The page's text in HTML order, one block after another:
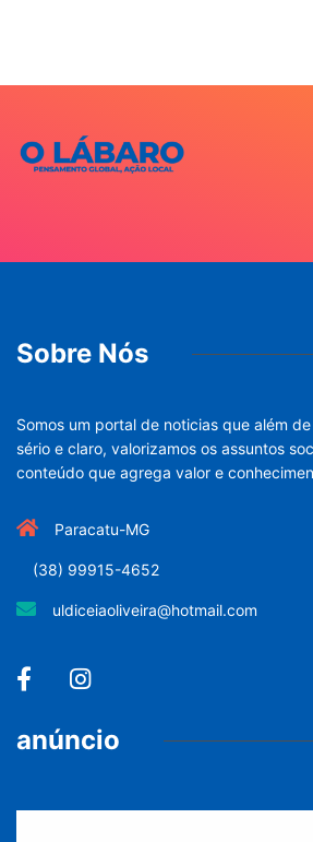
Sobre Nós
Somos um portal de noticias que além
sério e claro, valorizamos os assuntos
conteúdo que agrega valor e
Paracatu-MG
(38) 99915-4652
uldiceiaoliveira@hotmail.com
anúncio